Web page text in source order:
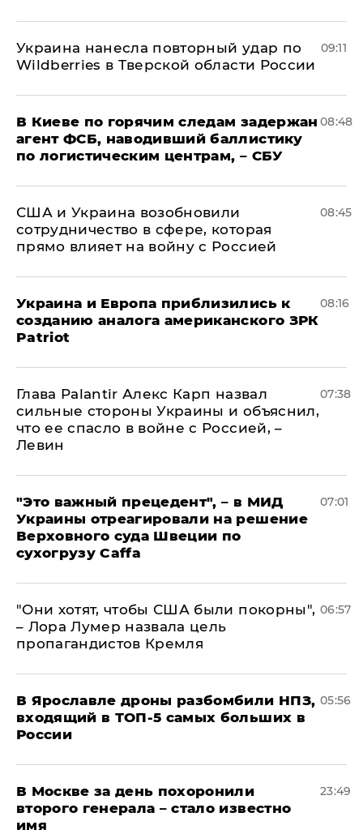
Украина нанесла повторный удар по
Wildberries в Тверской области России
09:11
В Киеве по горячим следам задержан
агент ФСБ, наводивший баллистику
по логистическим центрам, – СБУ
08:48
США и Украина возобновили
сотрудничество в сфере, которая
прямо влияет на войну с Россией
08:45
Украина и Европа приблизились к
созданию аналога американского ЗРК
Patriot
08:16
Глава Palantir Алекс Карп назвал
сильные стороны Украины и объяснил,
что ее спасло в войне с Россией, –
Левин
07:38
"Это важный прецедент", – в МИД
Украины отреагировали на решение
Верховного суда Швеции по
сухогрузу Caffa
07:01
"Они хотят, чтобы США были покорны",
– Лора Лумер назвала цель
пропагандистов Кремля
06:57
В Ярославле дроны разбомбили НПЗ,
входящий в ТОП-5 самых больших в
России
05:56
В Москве за день похоронили
второго генерала – стало известно
имя
23:49